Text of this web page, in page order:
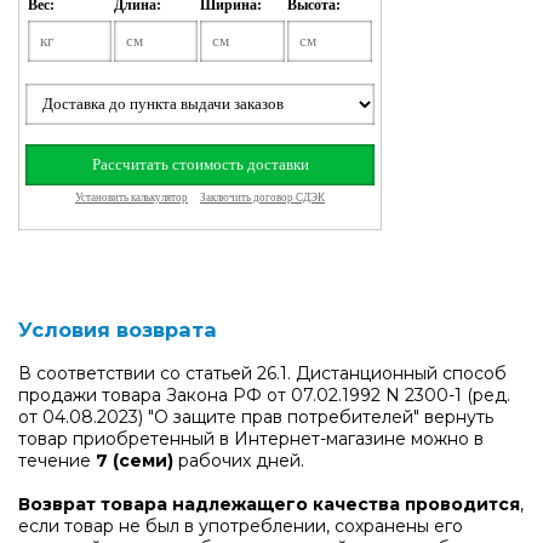
Условия возврата
В соответствии со статьей 26.1. Дистанционный способ
продажи товара Закона РФ от 07.02.1992 N 2300-1 (ред.
от 04.08.2023) "О защите прав потребителей" вернуть
товар приобретенный в Интернет-магазине можно в
течение 7 (семи) рабочих дней.
Возврат товара надлежащего качества проводится,
если товар не был в употреблении, сохранены его